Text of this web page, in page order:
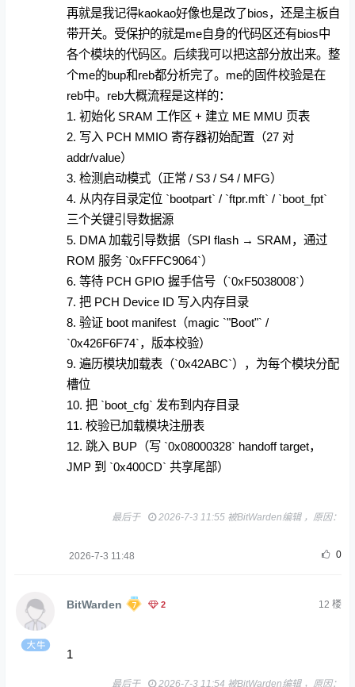
再就是我记得kaokao好像也是改了bios，还是主板自
带开关。受保护的就是me自身的代码区还有bios中
各个模块的代码区。后续我可以把这部分放出来。整
个me的bup和reb都分析完了。me的固件校验是在
reb中。reb大概流程是这样的：
1. 初始化 SRAM 工作区 + 建立 ME MMU 页表
2. 写入 PCH MMIO 寄存器初始配置（27 对
addr/value）
3. 检测启动模式（正常 / S3 / S4 / MFG）
4. 从内存目录定位 `bootpart` / `ftpr.mft` / `boot_fpt`
三个关键引导数据源
5. DMA 加载引导数据（SPI flash → SRAM，通过
ROM 服务 `0xFFFC9064`）
6. 等待 PCH GPIO 握手信号（`0xF5038008`）
7. 把 PCH Device ID 写入内存目录
8. 验证 boot manifest（magic `"Boot"` /
`0x426F6F74`，版本校验）
9. 遍历模块加载表（`0x42ABC`），为每个模块分配
槽位
10. 把 `boot_cfg` 发布到内存目录
11. 校验已加载模块注册表
12. 跳入 BUP（写 `0x08000328` handoff target，
JMP 到 `0x400CD` 共享尾部）
最后于 2026-7-3 11:55 被BitWarden编辑 ，原因：
2026-7-3 11:48 0
BitWarden 2 12 楼
1
最后于 2026-7-3 11:54 被BitWarden编辑 ，原因：